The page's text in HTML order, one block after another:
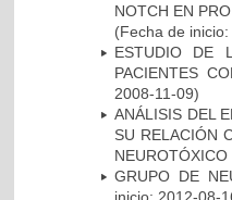
NOTCH EN
(Fecha de
ESTUDIO DE
PACIENTES
2008-11-09)
ANÁLISIS DEL
SU RELACIÓN
NEUROTÓXICO
GRUPO DE